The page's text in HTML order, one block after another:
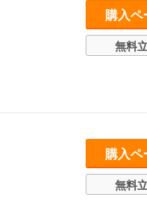
購入ペ
無料
購入ペ
無料